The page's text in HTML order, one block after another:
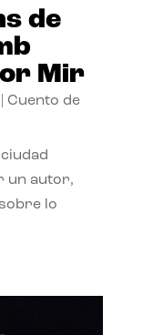
de
Mir
Cuento de
un autor,
lo